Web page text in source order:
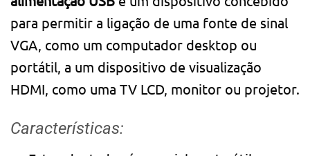
para permitir a ligação de uma fonte de sinal
VGA, como um computador desktop ou
portátil, a um dispositivo de visualização
HDMI, como uma TV LCD, monitor ou projetor.
Características: